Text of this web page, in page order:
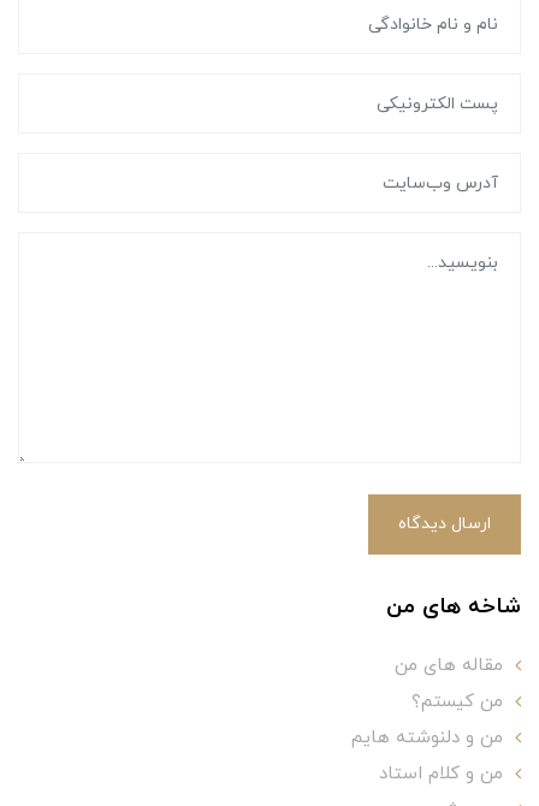
ارسال دیدگاه
شاخه های من
مقاله های من
من کیستم؟
من و دلنوشته هایم
من و کلام استاد